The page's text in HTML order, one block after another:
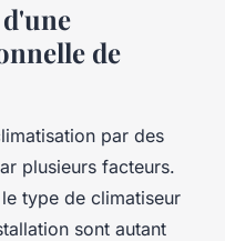
de
par des
plusieurs facteurs.
type de climatiseur
sont autant